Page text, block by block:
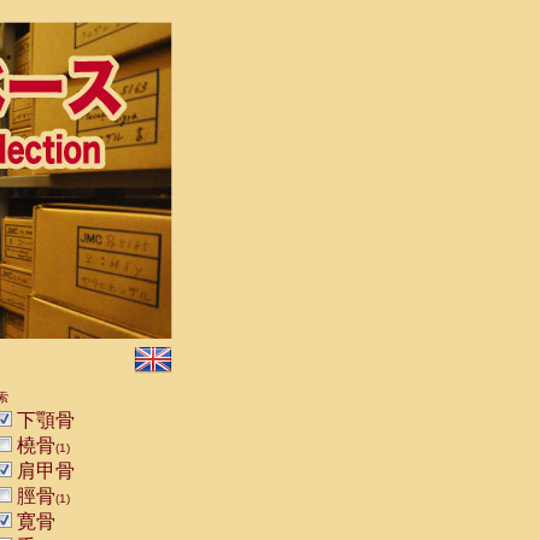
下顎骨
橈骨(1)
肩甲骨
脛骨(1)
寛骨